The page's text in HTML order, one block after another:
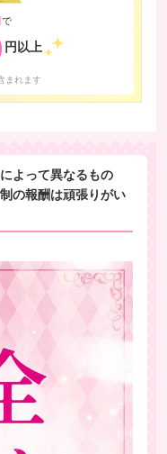
で
円以上
まれます
よって異なるもの
の報酬は頑張りがい